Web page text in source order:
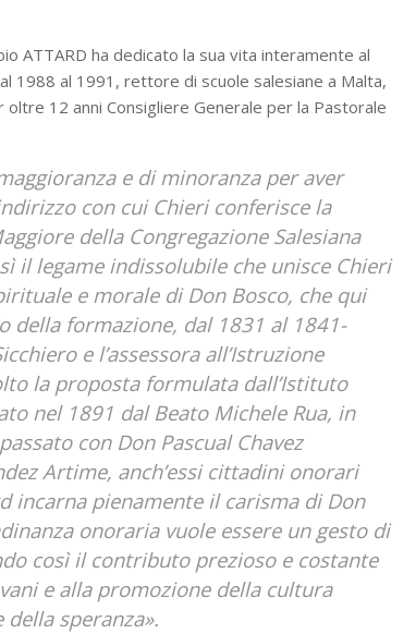
ATTARD ha dedicato la sua vita interamente al
1988 al 1991, rettore di scuole salesiane a Malta,
oltre 12 anni Consigliere Generale per la Pastorale
e di minoranza per aver
con cui Chieri conferisce la
della Congregazione Salesiana
il legame indissolubile che unisce Chieri
e morale di Don Bosco, che qui
della formazione, dal 1831 al 1841-
e l’assessora all’Istruzione
la proposta formulata dall’Istituto
nel 1891 dal Beato Michele Rua, in
con Don Pascual Chavez
Artime, anch’essi cittadini onorari
incarna pienamente il carisma di Don
onoraria vuole essere un gesto di
così il contributo prezioso e costante
e alla promozione della cultura
della speranza».